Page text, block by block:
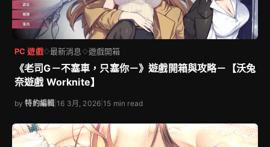
PC 遊戲◇最新消息 ◇遊戲開箱
《老司G－不塞車，只塞你－》遊戲開箱與攻略－【沃兔
奈遊戲 Worknite】
by特約編輯 |16 3月, 2026 |15 min read